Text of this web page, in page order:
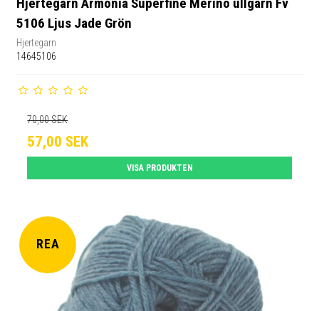
Hjertegarn Armonia Superfine Merino ullgarn Fv
5106 Ljus Jade Grön
Hjertegarn
14645106
70,00 SEK
57,00 SEK
VISA PRODUKTEN
REA